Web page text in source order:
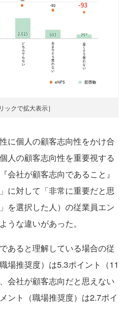
ックで拡大表示］
に個人の顧客志向性をかけ合
人の顧客志向性を重要視する
会社が顧客志向であること』
に対して「非常に重要だと思
を選択した人）の従業員エン
うな違いがあった。
あると理解している場合の従
場推奨度）は5.3ポイント（11
会社が顧客志向だと思えない
ント（職場推奨度）は2.7ポイ